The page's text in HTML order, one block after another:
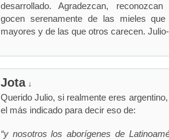
desarrollado. Agradezcan,
gocen serenamente de las mieles
mayores y de las que otros carecen.
Jota↓
Querido Julio, si realmente eres
el más indicado para decir eso de:
“y nosotros los aborígenes de